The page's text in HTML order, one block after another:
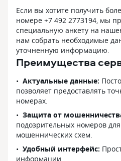
Если вы хотите получить
номере +7 492 2773194, мы
специальную анкету на
нам собрать необходимые
уточненную информацию.
Преимущества
Актуальные данные:
позволяет предоставлять
номерах.
Защита от
подозрительных номеров
мошеннических схем.
Удобный интерфейс:
информации.